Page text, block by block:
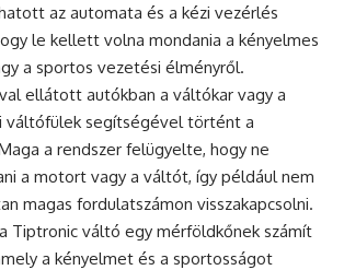
az automata és a kézi vezérlés
le kellett volna mondania a kényelmes
a sportos vezetési élményről.
ellátott autókban a váltókar vagy a
váltófülek segítségével történt a
a rendszer felügyelte, hogy ne
a motort vagy a váltót, így például nem
magas fordulatszámon visszakapcsolni.
Tiptronic váltó egy mérföldkőnek számít
a kényelmet és a sportosságot